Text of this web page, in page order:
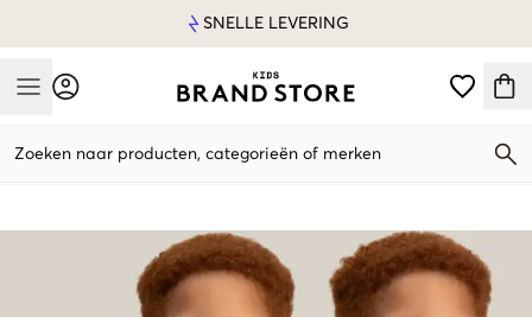
SNELLE LEVERING
Mobile Menu
Zoeken naar producten, categorieën of merken